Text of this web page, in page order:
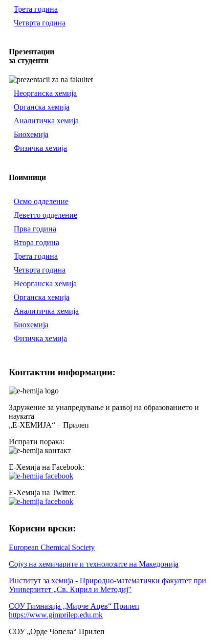
Трета година
Четврта година
Презентации
за студенти
Неорганска хемија
Органска хемија
Аналитичка хемија
Биохемија
Физичка хемија
Поимници
Осмо одделение
Деветто одделение
Прва година
Втора година
Трета година
Четврта година
Неорганска хемија
Органска хемија
Аналитичка хемија
Биохемија
Физичка хемија
Контактни информации:
Здружение за унапредување и развој на образованието и
науката
„Е-ХЕМИЈА“ – Прилеп
Испрати порака:
Е-Хемија на Facebook:
Е-Хемија на Twitter:
Корисни врски:
European Chemical Society
Сојуз на хемичарите и технолозите на Македонија
Институт за хемија - Природно-математички факултет при
Универзитет „Св. Кирил и Методиј"
СОУ Гимназија „Мирче Ацев“ Прилеп
https://www.gimprilep.edu.mk
СОУ „Орде Чопела“ Прилеп